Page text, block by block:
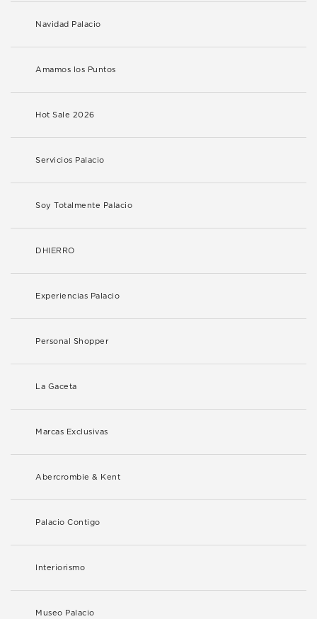
Navidad Palacio
Amamos los Puntos
Hot Sale 2026
Servicios Palacio
Soy Totalmente Palacio
DHIERRO
Experiencias Palacio
Personal Shopper
La Gaceta
Marcas Exclusivas
Abercrombie & Kent
Palacio Contigo
Interiorismo
Museo Palacio